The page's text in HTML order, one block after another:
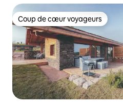
Coup de cœur voyageurs
Coup de cœur voyageurs